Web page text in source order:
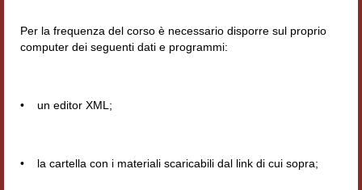
Per la frequenza del corso è necessario disporre sul proprio
computer dei seguenti dati e programmi:
• un editor XML;
• la cartella con i materiali scaricabili dal link di cui sopra;